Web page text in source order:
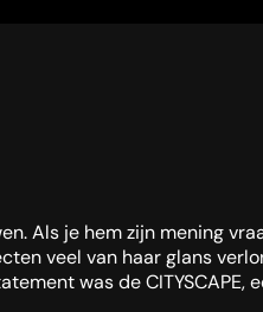
Als je hem zijn mening
veel van haar glans
was de